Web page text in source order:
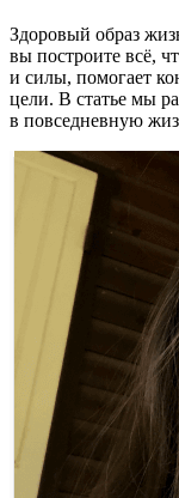
Здоровый образ
вы построите всё,
и силы, помогает
цели. В статье мы
в повседневную